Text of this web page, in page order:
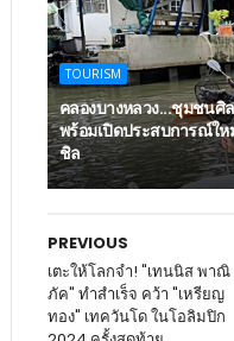
TOURISM
คลองบางหลวง...ชุมชนศิ
พร้อมเปิดประสบการณ์ใ
ชิล
PREVIOUS
เตะให้โลกจำ! "เทนนิส พาณิ
ภัค" ทำสำเร็จ คว้า "เหรียญ
ทอง" เทควันโด ในโอลิมปิก